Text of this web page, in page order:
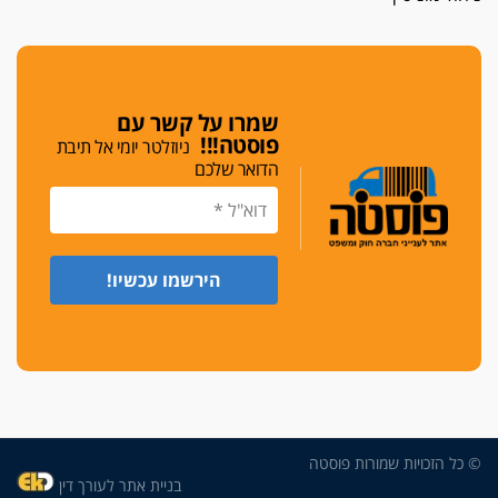
בימ"ש מחוזי: החלטת עמית בכר לדחות מינוי מנכ"ל
חדש ללשכה אינה סבירה
משפחה ופוליטיקה
עו"ד גלעד מנשה ויאיר בכורו חגגו בר מצווה, שרי
דורשים הגנה וביטחון"
שמרו על קשר עם
פוסטה!!! ניוזלטר יומי אל תיבת
הדואר שלכם
© כל הזכויות שמורות פוסטה
בניית אתר לעורך דין